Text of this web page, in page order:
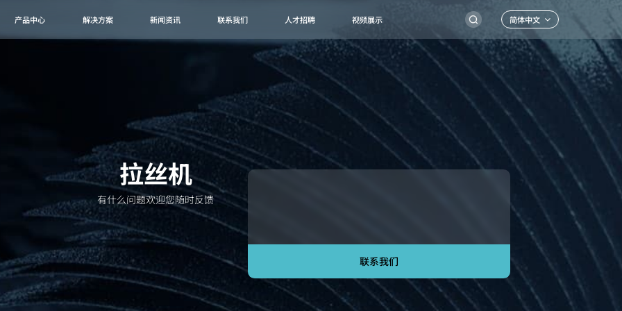
产品中心 解决方案 新闻资讯 联系我们 人才招聘 视频展示 简体中文
拉丝机
有什么问题欢迎您随时反馈
联系我们